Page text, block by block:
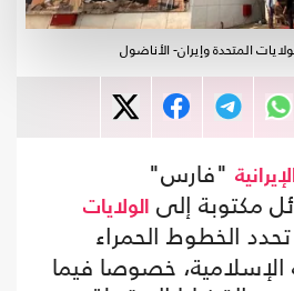
المتحدة وإيران- الأناضول
الإيرانية "فارس"
مكتوبة إلى
الولايات
تحدد الخطوط الحمراء
الإسلامية، خصوصا فيما